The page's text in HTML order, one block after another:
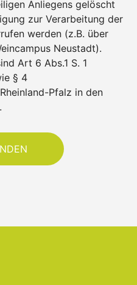
Anliegens gelöscht
zur Verarbeitung der
werden (z.B. über
Neustadt).
Art 6 Abs.1 S. 1
§ 4
Pfalz in den